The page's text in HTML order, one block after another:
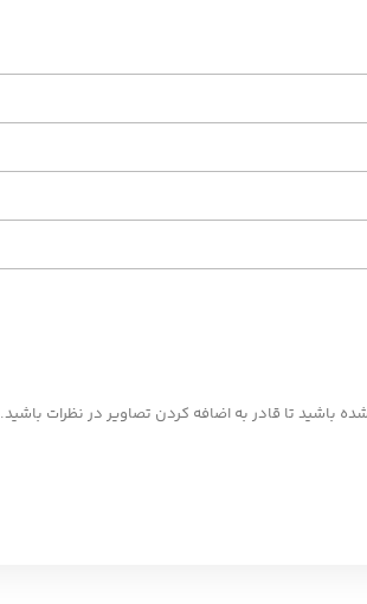
باشید تا قادر به اضافه کردن تصاویر در نظرات باشید.